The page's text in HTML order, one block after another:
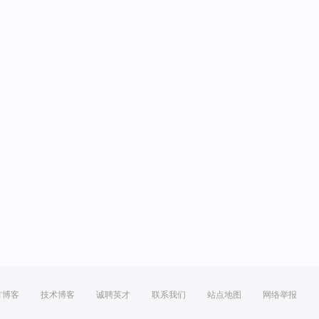
博客 技术博客 诚聘英才 联系我们 站点地图 网络举报